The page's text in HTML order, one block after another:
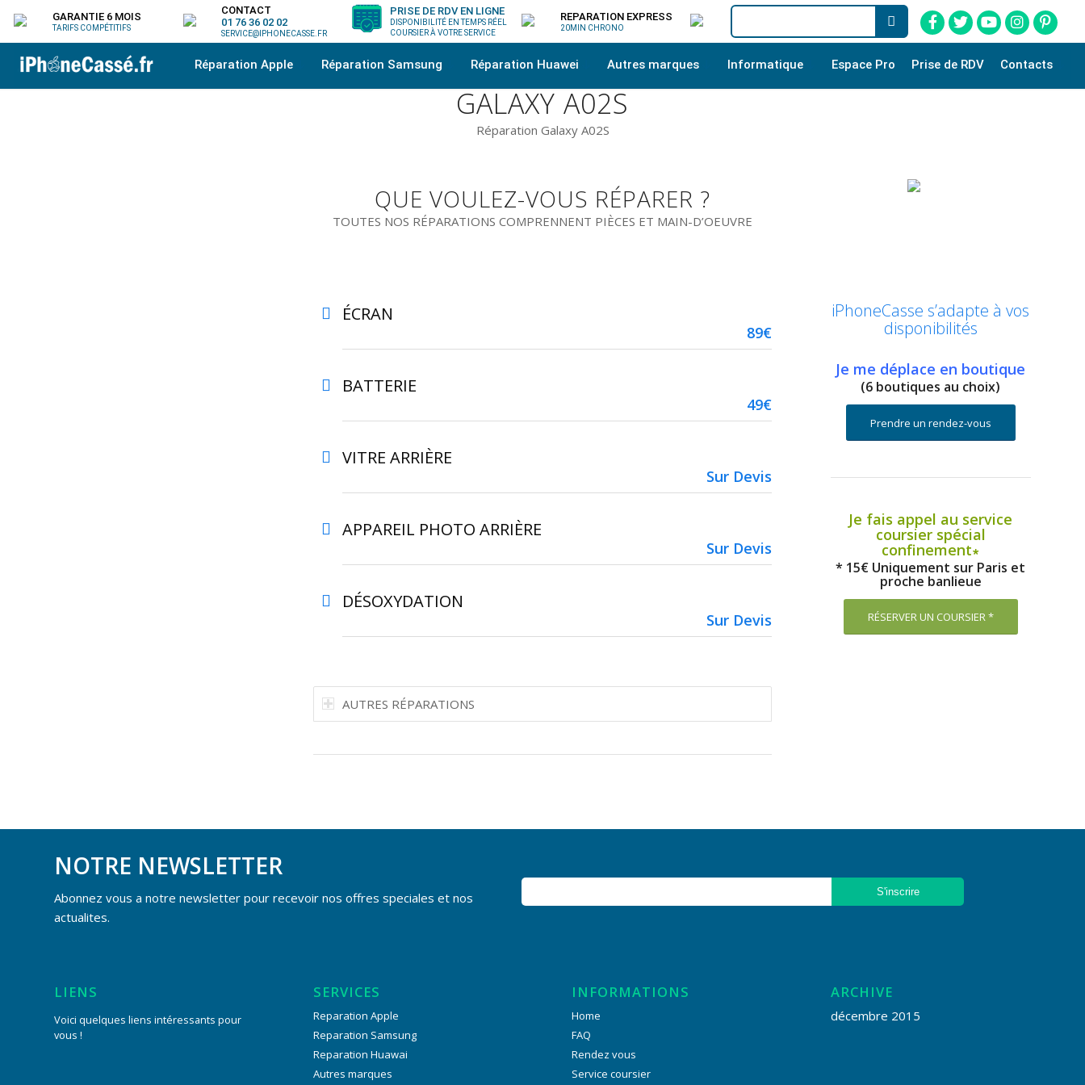
GARANTIE 6 MOIS
TARIFS COMPÉTITIFS
CONTACT
01 76 36 02 02
SERVICE@IPHONECASSE.FR
PRISE DE RDV EN LIGNE
DISPONIBILITÉ EN TEMPS RÉEL
COURSIER À VOTRE SERVICE
REPARATION EXPRESS
20MIN CHRONO
Réparation Apple Réparation Samsung Réparation Huawei Autres marques Informatique Espace Pro Prise de RDV Contacts
GALAXY A02S
Réparation Galaxy A02S
QUE VOULEZ-VOUS RÉPARER ?
TOUTES NOS RÉPARATIONS COMPRENNENT PIÈCES ET MAIN-D’OEUVRE
ÉCRAN
89€
BATTERIE
49€
VITRE ARRIÈRE
Sur Devis
APPAREIL PHOTO ARRIÈRE
Sur Devis
DÉSOXYDATION
Sur Devis
AUTRES RÉPARATIONS
iPhoneCasse s’adapte à vos
disponibilités
Je me déplace en boutique
(6 boutiques au choix)
Prendre un rendez-vous
Je fais appel au service
coursier spécial
confinement∗
* 15€ Uniquement sur Paris et
proche banlieue
RÉSERVER UN COURSIER *
NOTRE NEWSLETTER
Abonnez vous a notre newsletter pour recevoir nos offres speciales et nos
actualites.
LIENS
Voici quelques liens intéressants pour
vous !
SERVICES
Reparation Apple
Reparation Samsung
Reparation Huawai
Autres marques
INFORMATIONS
Home
FAQ
Rendez vous
Service coursier
ARCHIVE
décembre 2015